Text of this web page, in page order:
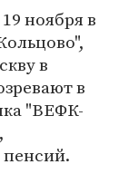
ноября в
в
в
"ВЕФК-